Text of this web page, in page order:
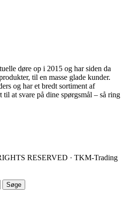
døre op i 2015 og har siden da
til en masse glade kunder.
og har et bredt sortiment af
at svare på dine spørgsmål – så ring
RESERVED · TKM-Trading
Søge